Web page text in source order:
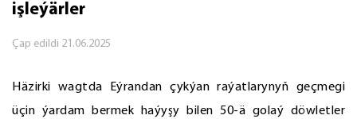
işleýärler
Çap edildi 21.06.2025
Häzirki wagtda Eýrandan çykýan raýatlarynyň geçmegi
üçin ýardam bermek haýyşy bilen 50-ä golaý döwletler